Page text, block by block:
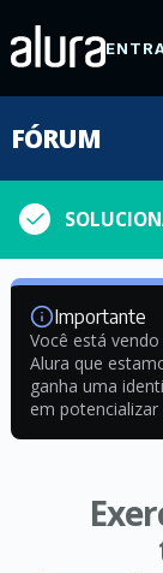
FÓRUM
Importante
Você está
Alura que
ganha uma
em